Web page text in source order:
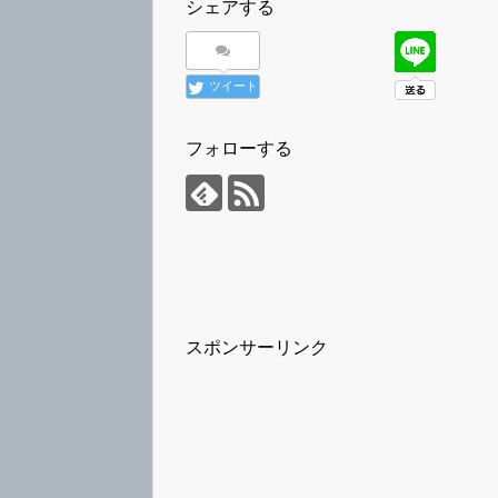
シェアする
ツイート
フォローする
スポンサーリンク